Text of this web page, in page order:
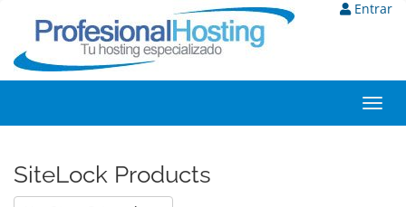
Entrar
SiteLock Products